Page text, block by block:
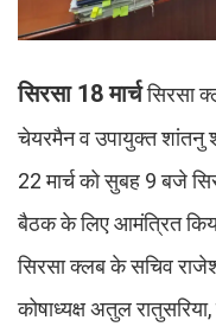
सिरसा 18 मार्चसिरसा
चेयरमैन व उपायुक्त शांतनु
22 मार्च को सुबह 9 बजे
बैठक के लिए आमंत्रित
सिरसा क्लब के सचिव
कोषाध्यक्ष अतुल